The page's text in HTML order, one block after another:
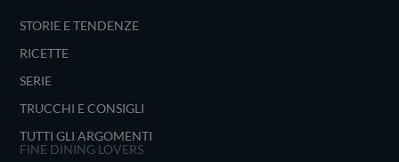
STORIE E TENDENZE
RICETTE
SERIE
TRUCCHI E CONSIGLI
TUTTI GLI ARGOMENTI
FINE DINING LOVERS